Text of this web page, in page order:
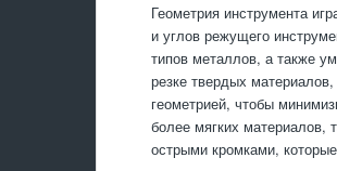
Геометрия инструмента
и углов режущего
типов металлов, а также
резке твердых
геометрией, чтобы
более мягких материалов,
острыми кромками,